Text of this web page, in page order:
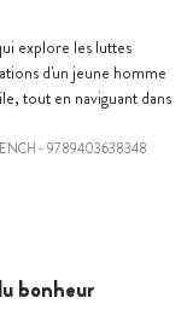
explore les luttes
d'un jeune homme
tout en naviguant dans
- 9789403638348
bonheur